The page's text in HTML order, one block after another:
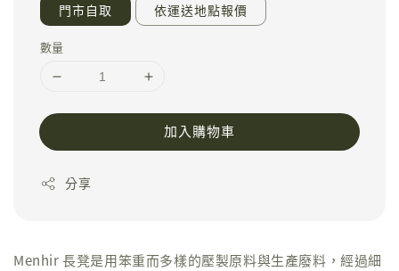
門市自取 依運送地點報價
數量
加入購物車
分享
Menhir 長凳是用笨重而多樣的壓製原料與生產廢料，經過細